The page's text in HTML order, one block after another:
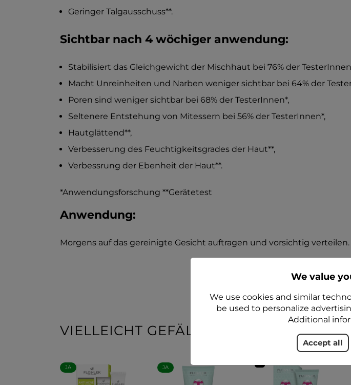
Geringer Talgausschuss**.
Sichtbar nach 4 wöchiger anwendung:
Stabilisiert das Gleichgewicht der Mischhaut bei 76% der
Macht Unreinheiten und Narben weniger sichtbar bei 64% der
Poren sind weniger sichtbar bei 68% der TesterInnen*,
Seltenere Entstehung von Mitessern bei 56% der TesterInnen*,
Hautglättend**,
Verbesserung des Feuchtigkeitsgrades der Haut**,
Verbessrung der Ebenheit der Haut**.
*Anwendungsforschung **Gerätetest
Anwendung:
Morgens auf das gereinigte Gesicht auftragen und vorsichtig
VIELLEICHT GEFÄLLT IHNEN AUCH
JA JA
We value
We use cookies and similar
be used to personalize
Additional
Accept all